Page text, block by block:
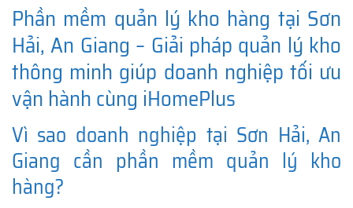
Phần mềm quản lý kho hàng tại Sơn
Hải, An Giang – Giải pháp quản lý kho
thông minh giúp doanh nghiệp tối ưu
vận hành cùng iHomePlus
Vì sao doanh nghiệp tại Sơn Hải, An
Giang cần phần mềm quản lý kho
hàng?